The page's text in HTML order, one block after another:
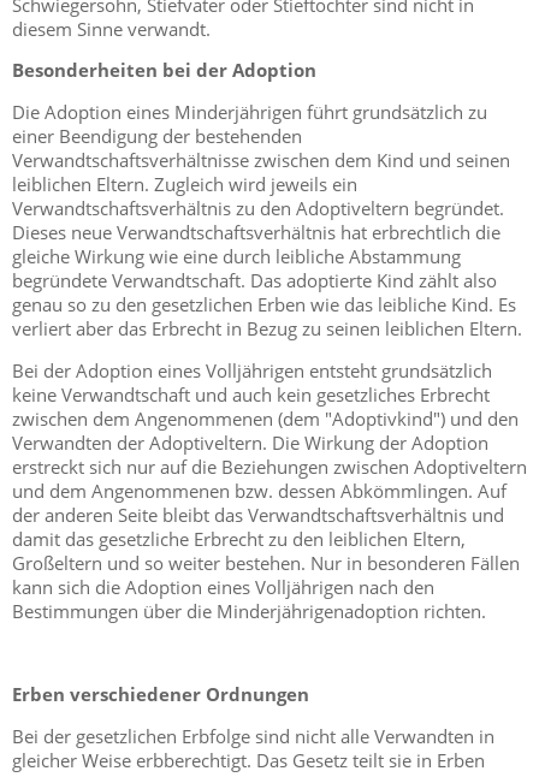
diesem Sinne verwandt.
Besonderheiten bei der Adoption
Die Adoption eines Minderjährigen führt grundsätzlich zu
einer Beendigung der bestehenden
Verwandtschaftsverhältnisse zwischen dem Kind und seinen
leiblichen Eltern. Zugleich wird jeweils ein
Verwandtschaftsverhältnis zu den Adoptiveltern begründet.
Dieses neue Verwandtschaftsverhältnis hat erbrechtlich die
gleiche Wirkung wie eine durch leibliche Abstammung
begründete Verwandtschaft. Das adoptierte Kind zählt also
genau so zu den gesetzlichen Erben wie das leibliche Kind. Es
verliert aber das Erbrecht in Bezug zu seinen leiblichen Eltern.
Bei der Adoption eines Volljährigen entsteht grundsätzlich
keine Verwandtschaft und auch kein gesetzliches Erbrecht
zwischen dem Angenommenen (dem "Adoptivkind") und den
Verwandten der Adoptiveltern. Die Wirkung der Adoption
erstreckt sich nur auf die Beziehungen zwischen Adoptiveltern
und dem Angenommenen bzw. dessen Abkömmlingen. Auf
der anderen Seite bleibt das Verwandtschaftsverhältnis und
damit das gesetzliche Erbrecht zu den leiblichen Eltern,
Großeltern und so weiter bestehen. Nur in besonderen Fällen
kann sich die Adoption eines Volljährigen nach den
Bestimmungen über die Minderjährigenadoption richten.
Erben verschiedener Ordnungen
Bei der gesetzlichen Erbfolge sind nicht alle Verwandten in
gleicher Weise erbberechtigt. Das Gesetz teilt sie in Erben